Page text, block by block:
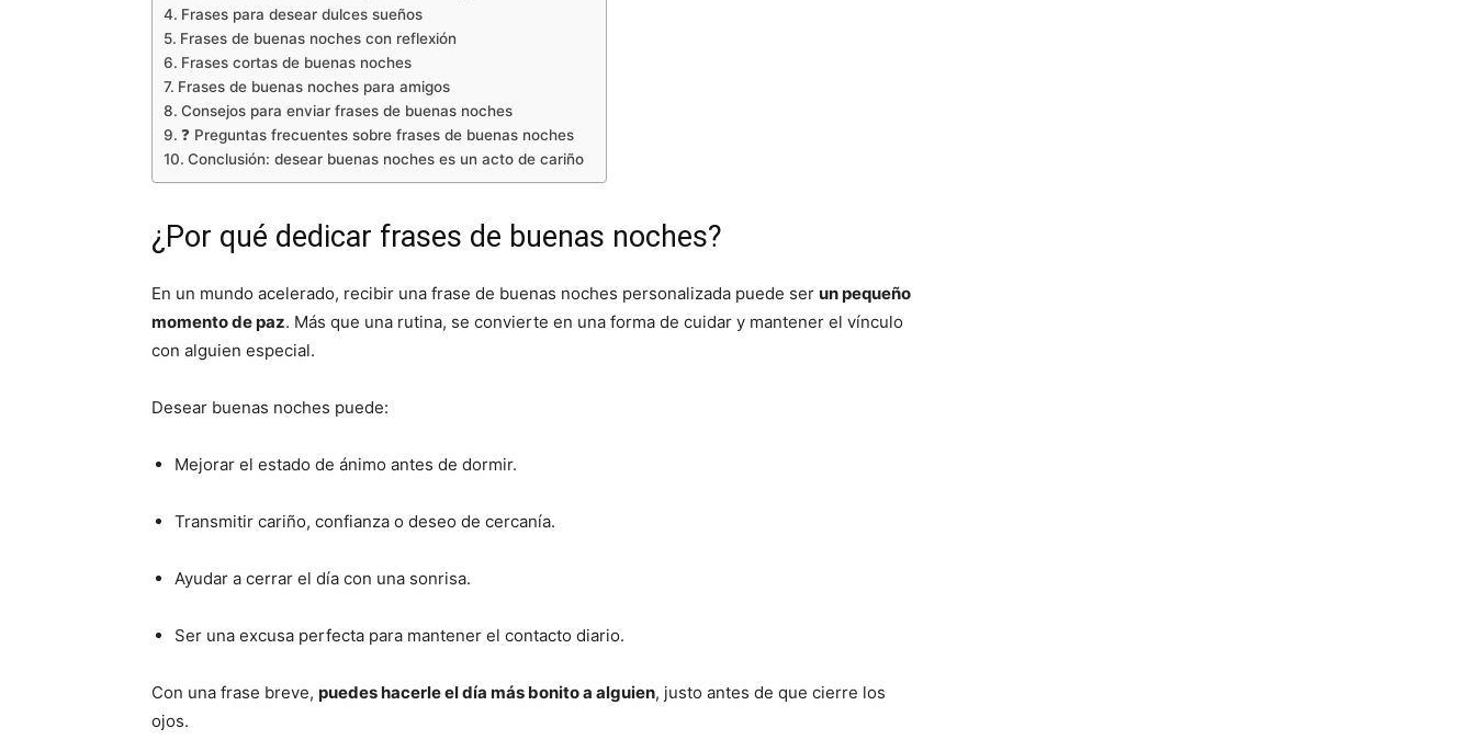
Frases para desear dulces sueños
Frases de buenas noches con reflexión
Frases cortas de buenas noches
Frases de buenas noches para amigos
Consejos para enviar frases de buenas noches
❓ Preguntas frecuentes sobre frases de buenas noches
Conclusión: desear buenas noches es un acto de cariño
¿Por qué dedicar frases de buenas noches?
En un mundo acelerado, recibir una frase de buenas noches personalizada puede ser un pequeño
momento de paz. Más que una rutina, se convierte en una forma de cuidar y mantener el vínculo
con alguien especial.
Desear buenas noches puede:
Mejorar el estado de ánimo antes de dormir.
Transmitir cariño, confianza o deseo de cercanía.
Ayudar a cerrar el día con una sonrisa.
Ser una excusa perfecta para mantener el contacto diario.
Con una frase breve, puedes hacerle el día más bonito a alguien, justo antes de que cierre los
ojos.